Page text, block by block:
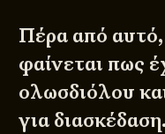
Πέρα από αυτό,
φαίνεται πως
ολωσδιόλου
για